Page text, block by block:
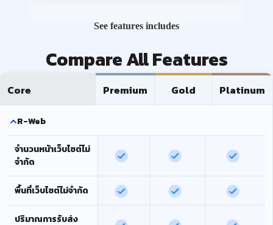
See features includes
Compare All Features
Core Premium Gold Platinum
R-Web
จำนวนหน้าเว็บไซต์ไม่
จำกัด
พื้นที่เว็บไซต์ไม่จำกัด
ปริมาณการรับส่ง